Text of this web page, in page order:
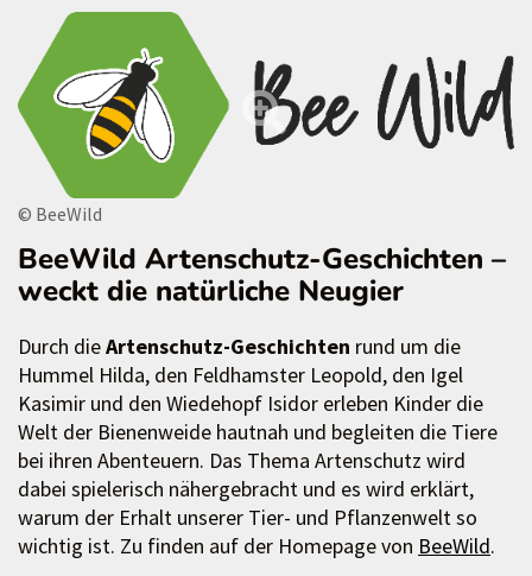
© BeeWild
BeeWild Artenschutz-Geschichten –
weckt die natürliche Neugier
Durch dieArtenschutz-Geschichten rund um die
Hummel Hilda, den Feldhamster Leopold, den Igel
Kasimir und den Wiedehopf Isidor erleben Kinder die
Welt der Bienenweide hautnah und begleiten die Tiere
bei ihren Abenteuern. Das Thema Artenschutz wird
dabei spielerisch nähergebracht und es wird erklärt,
warum der Erhalt unserer Tier- und Pflanzenwelt so
wichtig ist. Zu finden auf der Homepage von BeeWild.